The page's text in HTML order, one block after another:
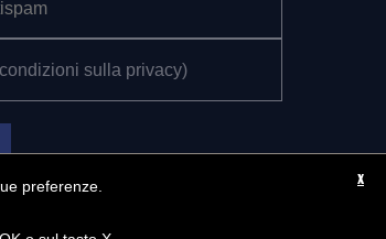
sulla privacy)
x
preferenze.